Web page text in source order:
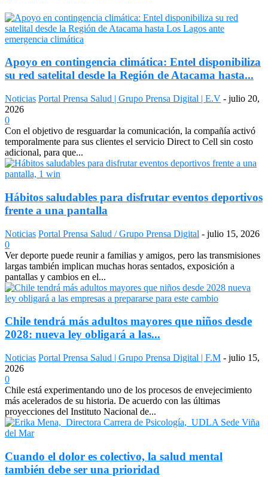
Apoyo en contingencia climática: Entel disponibiliza
su red satelital desde la Región de Atacama hasta...
Noticias Portal Prensa Salud | Grupo Prensa Digital | E.V - julio 20,
2026
0
Con el objetivo de resguardar la comunicación, la compañía activó
temporalmente para sus clientes el servicio Direct to Cell sin costo
adicional, para que...
Hábitos saludables para disfrutar eventos deportivos
frente a una pantalla
Noticias Portal Prensa Salud / Grupo Prensa Digital - julio 15, 2026
0
Ver deporte puede reunir a familias y amigos, pero las transmisiones
largas también implican muchas horas sentados, exposición a
pantallas y cambios en el...
Chile tendrá más adultos mayores que niños desde
2028: nueva ley obligará a las...
Noticias Portal Prensa Salud | Grupo Prensa Digital | F.M - julio 15,
2026
0
Chile está experimentando uno de los procesos de envejecimiento
más acelerados de su historia. De acuerdo con las últimas
proyecciones del Instituto Nacional de...
Cuando el dolor es colectivo, la salud mental
también debe ser una prioridad